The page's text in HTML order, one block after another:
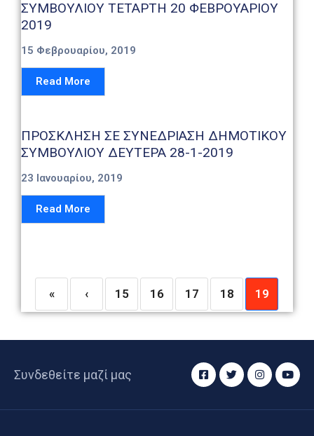
ΣΥΜΒΟΥΛΙΟΥ ΤΕΤΑΡΤΗ 20 ΦΕΒΡΟΥΑΡΙΟΥ
2019
15 Φεβρουαρίου, 2019
Read More
ΠΡΟΣΚΛΗΣΗ ΣΕ ΣΥΝΕΔΡΙΑΣΗ ΔΗΜΟΤΙΚΟΥ
ΣΥΜΒΟΥΛΙΟΥ ΔΕΥΤΕΡΑ 28-1-2019
23 Ιανουαρίου, 2019
Read More
« ‹ 15 16 17 18 19
Συνδεθείτε μαζί μας